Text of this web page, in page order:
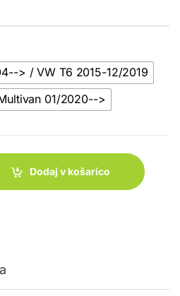
> / VW T6 2015-12/2019
01/2020-->
quantity
Dodaj v košarico